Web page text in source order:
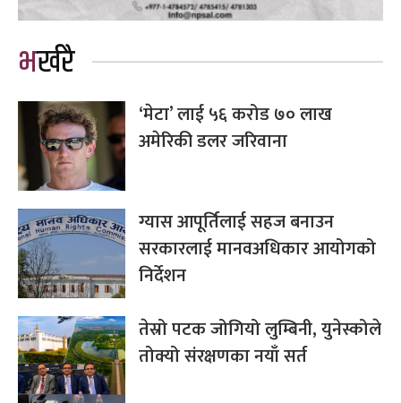
भर्खरै
‘मेटा’ लाई ५६ करोड ७० लाख
अमेरिकी डलर जरिवाना
ग्यास आपूर्तिलाई सहज बनाउन
सरकारलाई मानवअधिकार आयोगको
निर्देशन
तेस्रो पटक जोगियो लुम्बिनी, युनेस्कोले
तोक्यो संरक्षणका नयाँ सर्त